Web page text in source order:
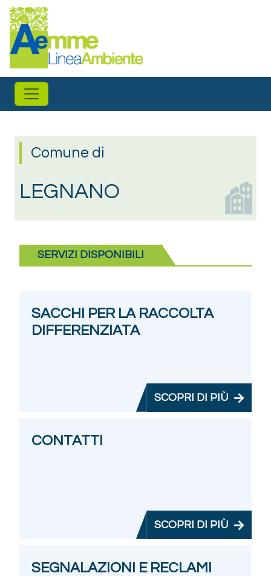
Salta al contenuto principale
Comune di
LEGNANO
SERVIZI DISPONIBILI
SACCHI PER LA RACCOLTA
DIFFERENZIATA
SCOPRI DI PIÙ
CONTATTI
SCOPRI DI PIÙ
SEGNALAZIONI E RECLAMI